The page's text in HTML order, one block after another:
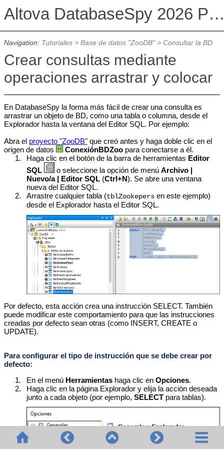
Altova DatabaseSpy 2026
Navigation: Tutoriales> Base de datos "ZooDB"> Consultar la BD
Crear consultas mediante
operaciones arrastrar y colocar
En DatabaseSpy la forma más fácil de crear una consulta es
arrastrar un objeto de BD, como una tabla o columna, desde el
Explorador hasta la ventana del Editor SQL. Por ejemplo:
Abra el proyecto "ZooDB"que creó antes y haga doble clic en el
origen de datos
ConexiónBDZoopara conectarse a él.
1.
Haga clic en el botón de la barra de herramientas Editor
SQL
o seleccione la opción de menúArchivo |
Nuevo/a | Editor SQL (Ctrl+N). Se abre una ventana
nueva del Editor SQL.
2.
Arrastre cualquier tabla (tblZookepers en este ejemplo)
desde el Explorador hasta el Editor SQL.
Por defecto, esta acción crea una instrucción SELECT. También
puede modificar este comportamiento para que las instrucciones
creadas por defecto sean otras (como INSERT, CREATE o
UPDATE).
Para configurar el tipo de instrucción que se debe crear por
defecto:
1.
En el menú Herramientas haga clic enOpciones.
2.
Haga clic en la página Explorador y elija la acción deseada
junto a cada objeto (por ejemplo,SELECT para tablas).